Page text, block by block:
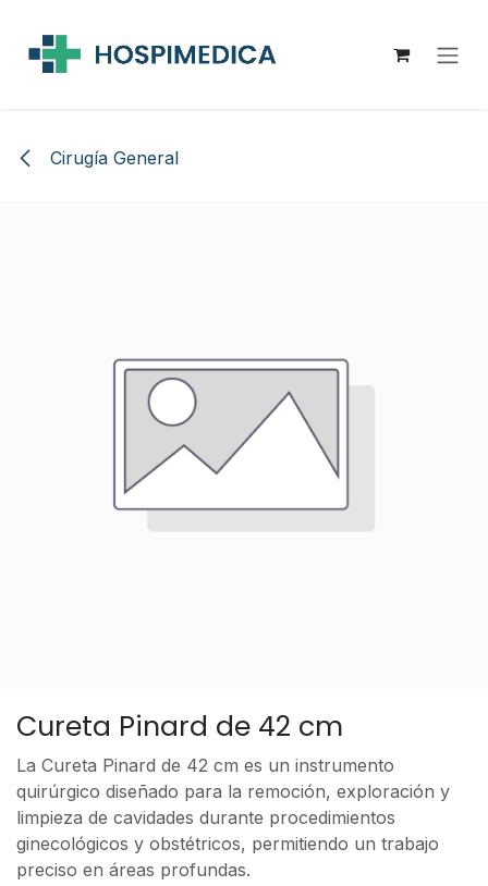
Cirugía General
Cureta Pinard de 42 cm
La Cureta Pinard de 42 cm es un instrumento
quirúrgico diseñado para la remoción, exploración y
limpieza de cavidades durante procedimientos
ginecológicos y obstétricos, permitiendo un trabajo
preciso en áreas profundas.